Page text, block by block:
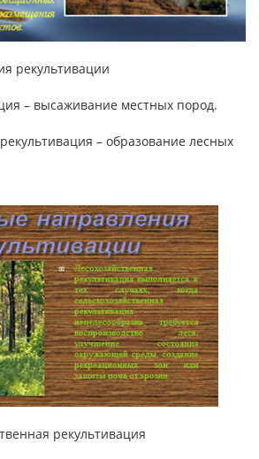
рекультивации
– высаживание местных пород.
– образование лесных
рекультивация